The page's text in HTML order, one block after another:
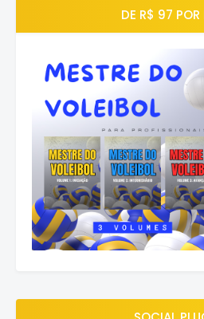
DE R$ 97